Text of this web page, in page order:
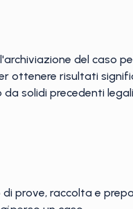
del caso
ottenere risultati
solidi precedenti
prove, raccolta e